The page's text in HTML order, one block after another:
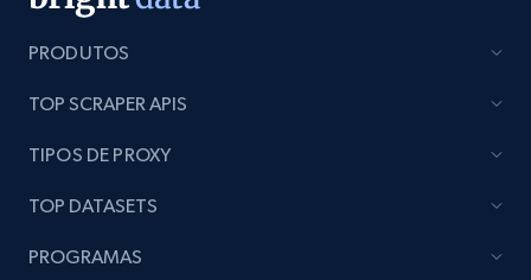
991+ 162+
URL, Title, Rating, Reviews, Initial price, Final
988+
PRODUTOS
TOP SCRAPER APIS
TIPOS DE PROXY
TOP DATASETS
PROGRAMAS